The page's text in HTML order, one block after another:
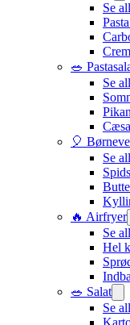
Se
🥗
Se
🎈
Se
🔥 Airfryer
Se
Hel
🥗 Salat
Se